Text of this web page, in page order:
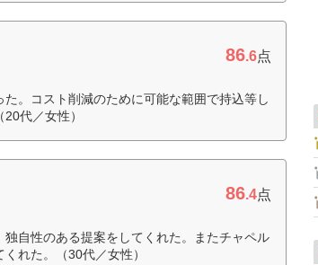
86.6点
。コスト削減のために可能な範囲で持込等し
代／女性）
86.4点
自性のある提案をしてくれた。またチャペル
れた。（30代／女性）